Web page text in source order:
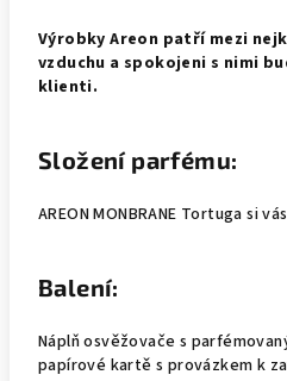
Výrobky Areon patří mezi
vzduchu a spokojeni s nimi
klienti.
Složení parfému:
AREON MONBRANE Tortuga si
Balení:
Náplň osvěžovače s
papírové kartě s provázkem k